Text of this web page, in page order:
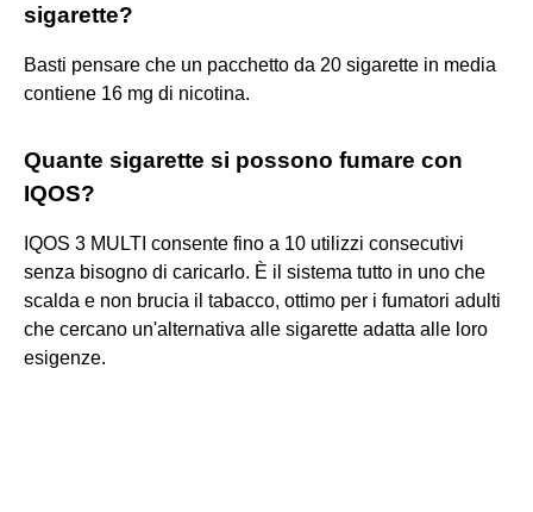
sigarette?
Basti pensare che un pacchetto da 20 sigarette in media
contiene 16 mg di nicotina.
Quante sigarette si possono fumare con
IQOS?
IQOS 3 MULTI consente fino a 10 utilizzi consecutivi
senza bisogno di caricarlo. È il sistema tutto in uno che
scalda e non brucia il tabacco, ottimo per i fumatori adulti
che cercano un'alternativa alle sigarette adatta alle loro
esigenze.